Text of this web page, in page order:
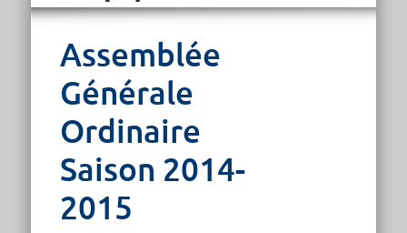
Assemblée
Générale
Ordinaire
Saison 2014-
2015